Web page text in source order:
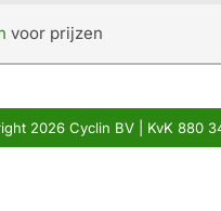
voor prijzen
2026 Cyclin BV | KvK 880